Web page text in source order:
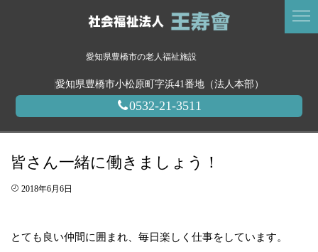
愛知県豊橋市の老人福祉施設
愛知県豊橋市小松原町字浜41番地（法人本部）
0532-21-3511
皆さん一緒に働きましょう！
2018年6月6日
とても良い仲間に囲まれ、毎日楽しく仕事をしています。